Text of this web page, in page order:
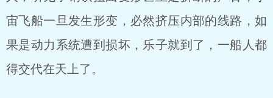
宙飞船一旦发生形变，必然挤压内部的线路，如
果是动力系统遭到损坏，乐子就到了，一船人都
得交代在天上了。